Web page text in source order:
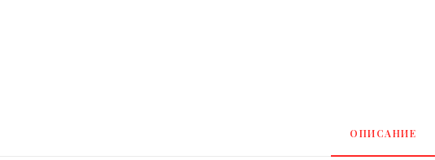
ОПИСАНИЕ